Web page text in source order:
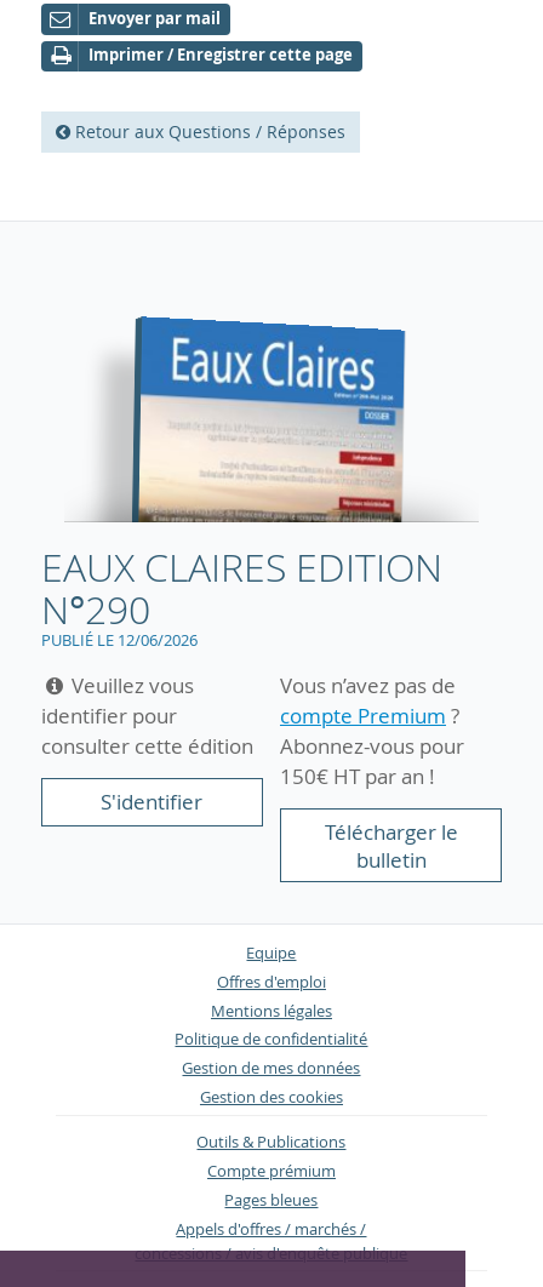
Envoyer par mail
Imprimer / Enregistrer cette page
Retour aux Questions / Réponses
EAUX CLAIRES EDITION
N°290
PUBLIÉ LE 12/06/2026
Veuillez vous
identifier pour
consulter cette édition
S'identifier
Vous n’avez pas de
compte Premium ?
Abonnez-vous pour
150€ HT par an !
Télécharger le
bulletin
Equipe
Offres d'emploi
Mentions légales
Politique de confidentialité
Gestion de mes données
Gestion des cookies
Outils & Publications
Compte prémium
Pages bleues
Appels d'offres / marchés /
concessions / avis d'enquête publique